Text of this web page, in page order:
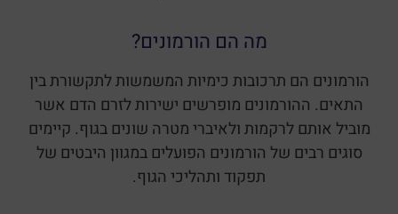
מה הם הורמונים?
הורמונים הם תרכובות כימיות המשמשות לתקשורת בין
התאים. ההורמונים מופרשים ישירות לזרם הדם אשר
מוביל אותם לרקמות ולאיברי מטרה שונים בגוף. קיימים
סוגים רבים של הורמונים הפועלים במגוון היבטים של
תפקוד ותהליכי הגוף.